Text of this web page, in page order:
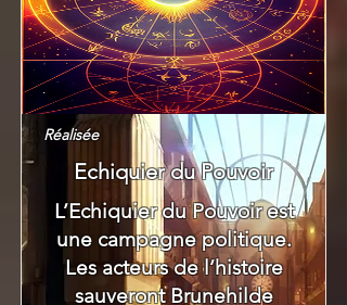
Réalisée
Echiquier du Pouvoir
L’Echiquier du Pouvoir est
une campagne politique.
Les acteurs de l’histoire
sauveront Brunehilde